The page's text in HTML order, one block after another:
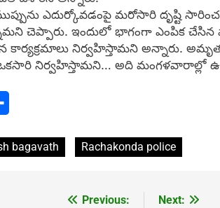
ఎదుర్కోవడంపై మ‌రోసారి దృష్టి
చెప్పారు. ఇందులో భాగంగా ఎంపిక
నిర్వహిస్తామ‌ని అన్నారు.
నిర్వహిస్తామ‌ని… అది మంగళవారాల్లో
bagavath Rachakonda police
Previous:
Next: